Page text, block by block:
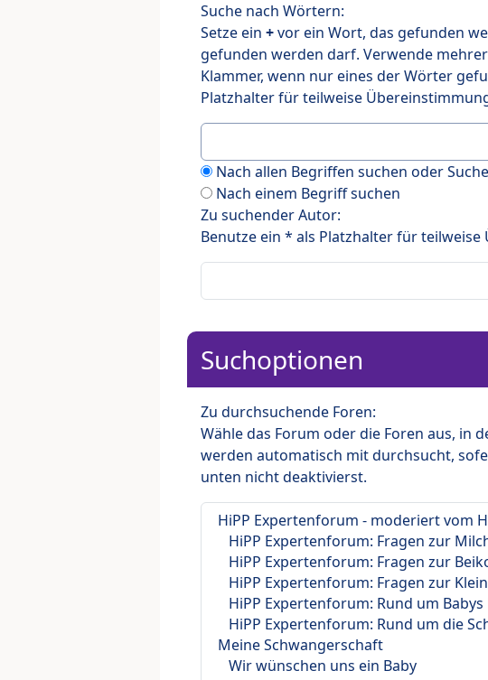
Suche nach Wörtern:
Setze ein +vor ein Wort, das gefunden
gefunden werden darf. Verwende
Klammer, wenn nur eines der Wörter
Platzhalter für teilweise
Nach allen Begriffen suchen oder
Nach einem Begriff suchen
Zu suchender Autor:
Benutze ein * als Platzhalter für
Suchoptionen
Zu durchsuchende Foren:
Wähle das Forum oder die Foren aus, in
werden automatisch mit durchsucht,
unten nicht deaktivierst.